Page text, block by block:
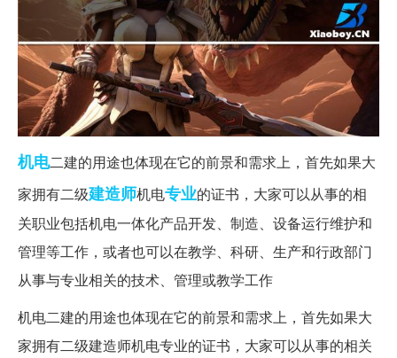
机电二建的用途也体现在它的前景和需求上，首先如果大
家拥有二级建造师机电专业的证书，大家可以从事的相
关职业包括机电一体化产品开发、制造、设备运行维护和
管理等工作，或者也可以在教学、科研、生产和行政部门
从事与专业相关的技术、管理或教学工作
机电二建的用途也体现在它的前景和需求上，首先如果大
家拥有二级建造师机电专业的证书，大家可以从事的相关